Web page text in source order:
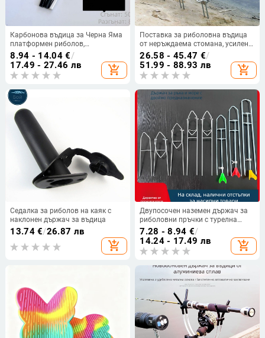
Карбонова въдица за Черна Яма
платформен риболов,
състезателна пръчка с къса
секция 50–80, turret скоба,
единична въдица за риболовни
принадлежности
8.94 - 14.04€/
17.49 - 27.46 лв
add_shopping_cart
Поставка за риболовна въдица
от неръждаема стомана, усилена,
двуфункционална стойка с
многодирективно въртене и
сгъваема земна опора
26.58 - 45.47 €/
51.99 - 88.93 лв
add_shopping_cart
Седалка за риболов на каяк с
наклонен държач за въдица
13.74€/26.87 лв
add_shopping_cart
Двупосочен наземен държач за
риболовни пръчки с турелна
стойка
7.28 - 8.94 €/
14.24 - 17.49 лв
add_shopping_cart